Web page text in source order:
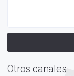
Otros canales